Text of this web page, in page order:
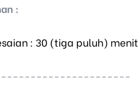
:
: 30 (tiga puluh) menit